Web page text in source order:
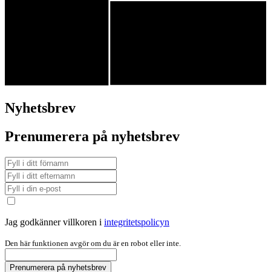
Nyhetsbrev
Prenumerera på nyhetsbrev
Jag godkänner villkoren i integritetspolicyn
Den här funktionen avgör om du är en robot eller inte.